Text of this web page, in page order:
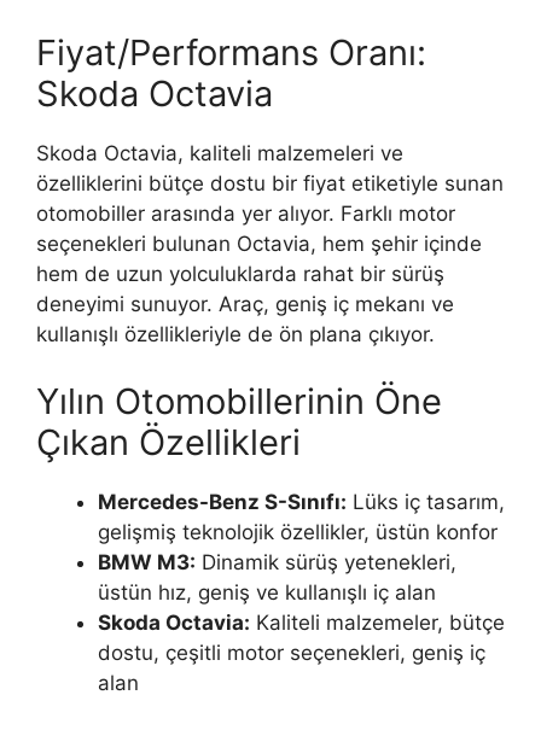
Fiyat/Performans Oranı:
Skoda Octavia
Skoda Octavia, kaliteli malzemeleri ve
özelliklerini bütçe dostu bir fiyat etiketiyle sunan
otomobiller arasında yer alıyor. Farklı motor
seçenekleri bulunan Octavia, hem şehir içinde
hem de uzun yolculuklarda rahat bir sürüş
deneyimi sunuyor. Araç, geniş iç mekanı ve
kullanışlı özellikleriyle de ön plana çıkıyor.
Yılın Otomobillerinin Öne
Çıkan Özellikleri
Mercedes-Benz S-Sınıfı: Lüks iç tasarım,
gelişmiş teknolojik özellikler, üstün konfor
BMW M3: Dinamik sürüş yetenekleri,
üstün hız, geniş ve kullanışlı iç alan
Skoda Octavia: Kaliteli malzemeler, bütçe
dostu, çeşitli motor seçenekleri, geniş iç
alan